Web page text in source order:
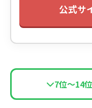
公式サ
7位〜14